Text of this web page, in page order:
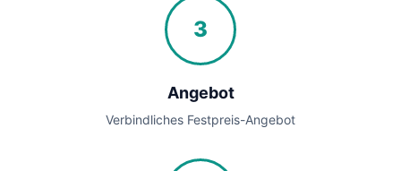
3
Angebot
Verbindliches Festpreis-Angebot